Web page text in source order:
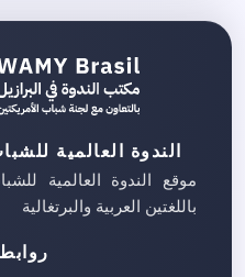
الندوة العالمية
موقع الندوة العالمية
باللغتين العربية والبرتغالية